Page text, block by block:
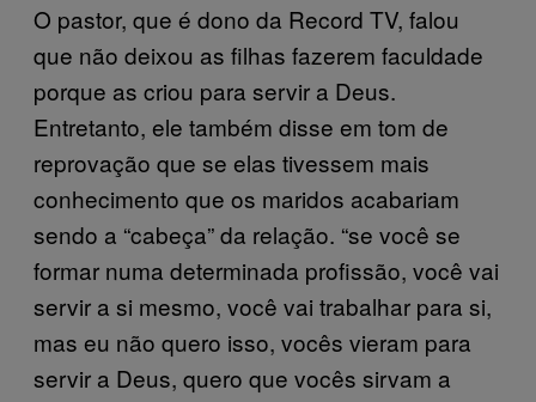
O pastor, que é dono da Record TV, falou
que não deixou as filhas fazerem faculdade
porque as criou para servir a Deus.
Entretanto, ele também disse em tom de
reprovação que se elas tivessem mais
conhecimento que os maridos acabariam
sendo a “cabeça” da relação. “se você se
formar numa determinada profissão, você vai
servir a si mesmo, você vai trabalhar para si,
mas eu não quero isso, vocês vieram para
servir a Deus, quero que vocês sirvam a